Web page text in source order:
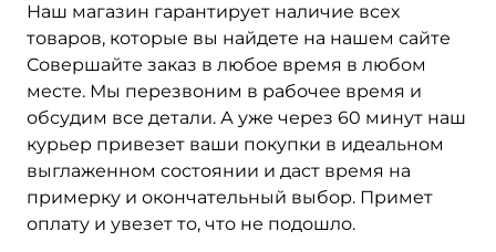
Наш магазин гарантирует наличие всех
товаров, которые вы найдете на нашем сайте
Совершайте заказ в любое время в любом
месте. Мы перезвоним в рабочее время и
обсудим все детали. А уже через 60 минут наш
курьер привезет ваши покупки в идеальном
выглаженном состоянии и даст время на
примерку и окончательный выбор. Примет
оплату и увезет то, что не подошло.